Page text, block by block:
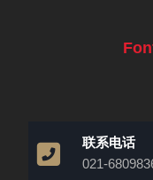
联系电话
021-